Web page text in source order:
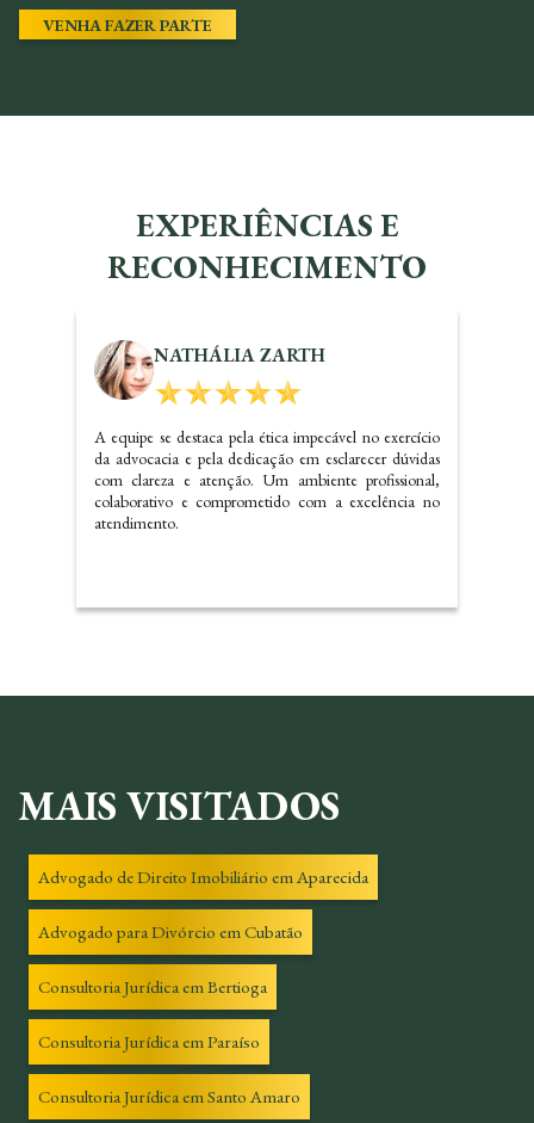
VENHA FAZER PARTE
EXPERIÊNCIAS E
RECONHECIMENTO
KALINE SANTOS
Dr. Carlos realizou um ótimo trabalho referente a
questões imobiliárias, com certeza irei indicar o
escritório e precisando voltarei a contatar os serviços do
mesmo.
MAIS VISITADOS
Advogado de Direito Imobiliário em Aparecida
Advogado para Divórcio em Cubatão
Consultoria Jurídica em Bertioga
Consultoria Jurídica em Paraíso
Consultoria Jurídica em Santo Amaro